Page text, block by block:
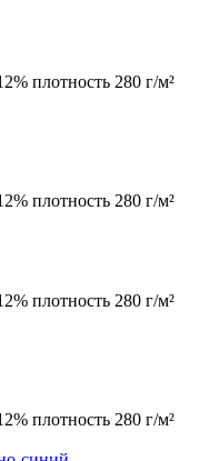
плотность 280 г/м²
плотность 280 г/м²
плотность 280 г/м²
плотность 280 г/м²